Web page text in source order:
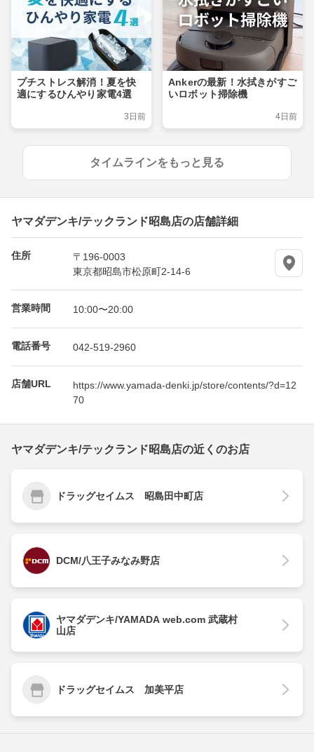
プチストレス解消！夏を快
適にするひんやり家電4選
3日前
Ankerの最新！水拭きがすご
いロボット掃除機
4日前
タイムラインをもっと見る
ヤマダデンキ/テックランド昭島店の店舗詳細
住所
〒196-0003
東京都昭島市松原町2-14-6
営業時間 10:00〜20:00
電話番号 042-519-2960
店舗URL
https://www.yamada-denki.jp/store/contents/?d=12
70
ヤマダデンキ/テックランド昭島店の近くのお店
ドラッグセイムス 昭島田中町店
DCM/八王子みなみ野店
ヤマダデンキ/YAMADA web.com 武蔵村
山店
ドラッグセイムス 加美平店